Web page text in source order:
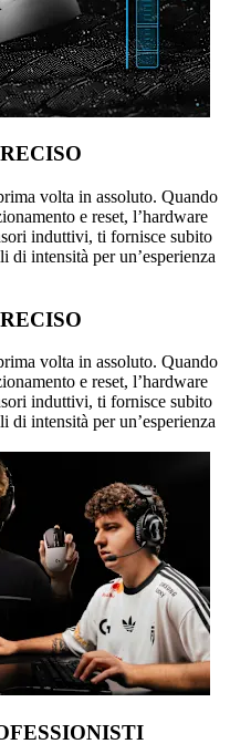
volta in assoluto. Quando
e reset, l’hardware
induttivi, ti fornisce subito
di intensità per un’esperienza
volta in assoluto. Quando
e reset, l’hardware
induttivi, ti fornisce subito
di intensità per un’esperienza